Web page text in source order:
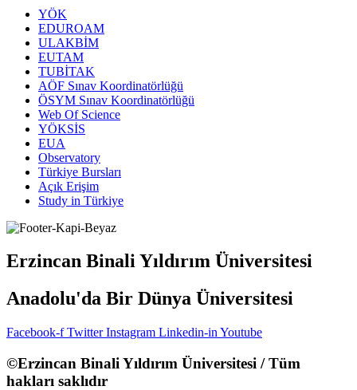
YÖK
EDUROAM
ULAKBİM
EUTAM
TUBİTAK
AÖF Sınav Koordinatörlüğü
ÖSYM Sınav Koordinatörlüğü
Web Of Science
YÖKSİS
EUA
Observatory
Türkiye Bursları
Açık Erişim
Study in Türkiye
Erzincan Binali Yıldırım Üniversitesi
Anadolu'da Bir Dünya Üniversitesi
Facebook-f Twitter Instagram Linkedin-in Youtube
©Erzincan Binali Yıldırım Üniversitesi / Tüm
hakları saklıdır